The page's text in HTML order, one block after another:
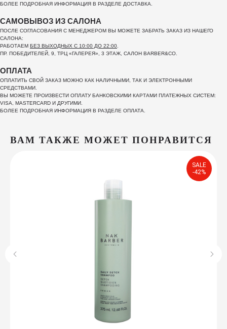
БОЛЕЕ ПОДРОБНАЯ ИНФОРМАЦИЯ В РАЗДЕЛЕ ДОСТАВКА.
САМОВЫВОЗ ИЗ САЛОНА
ПОСЛЕ СОГЛАСОВАНИЯ С МЕНЕДЖЕРОМ ВЫ МОЖЕТЕ ЗАБРАТЬ ЗАКАЗ ИЗ НАШЕГО
САЛОНА:
РАБОТАЕМ БЕЗ ВЫХОДНЫХ С 10:00 ДО 22:00.
ПР. ПОБЕДИТЕЛЕЙ, 9, ТРЦ «ГАЛЕРЕЯ», 3 ЭТАЖ, САЛОН BARBER&CO.
ОПЛАТА
ОПЛАТИТЬ СВОЙ ЗАКАЗ МОЖНО КАК НАЛИЧНЫМИ, ТАК И ЭЛЕКТРОННЫМИ
СРЕДСТВАМИ.
ВЫ МОЖЕТЕ ПРОИЗВЕСТИ ОПЛАТУ БАНКОВСКИМИ КАРТАМИ ПЛАТЕЖНЫХ СИСТЕМ:
VISA, MASTERCARD И ДРУГИМИ.
БОЛЕЕ ПОДРОБНАЯ ИНФОРМАЦИЯ В РАЗДЕЛЕ ОПЛАТА.
ВАМ ТАКЖЕ МОЖЕТ ПОНРАВИТСЯ
SALE
-42%